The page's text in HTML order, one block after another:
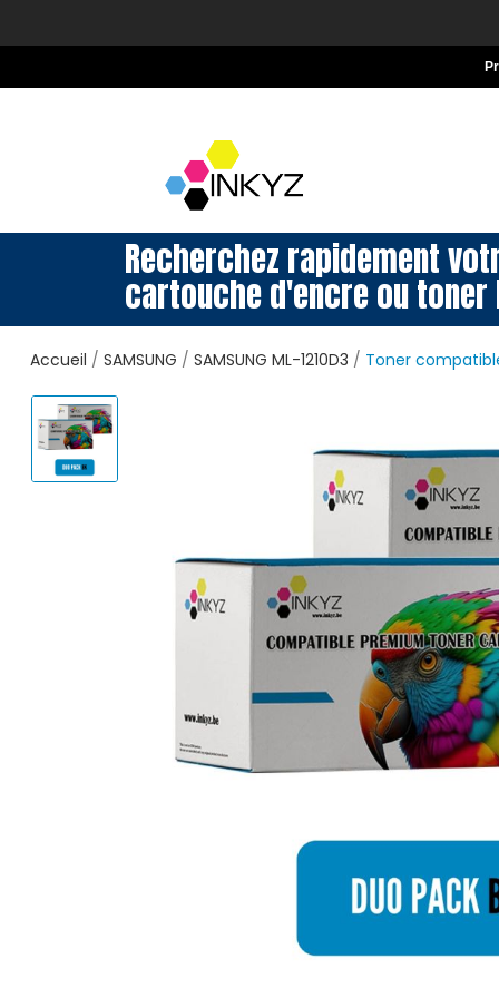
Recherchez rapidement
cartouche d'encre ou toner
Accueil SAMSUNG SAMSUNG ML-1210D3 Toner